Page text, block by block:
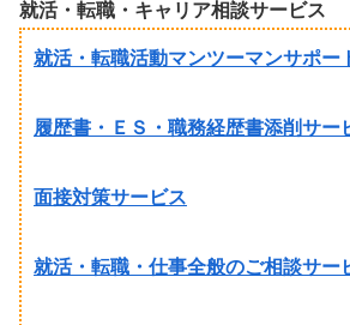
就活・転職・キャリア相談サービス
就活・転職活動マンツーマンサポー
履歴書・ＥＳ・職務経歴書添削サー
面接対策サービス
就活・転職・仕事全般のご相談サー